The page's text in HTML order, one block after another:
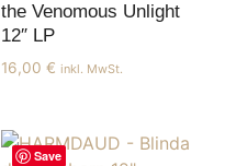
the Venomous Unlight
12″ LP
16,00 € inkl. MwSt.
Save